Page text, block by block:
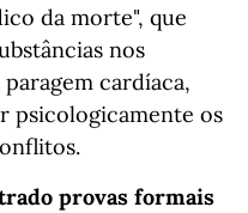
da morte", que
nos
cardíaca,
psicologicamente os
provas formais